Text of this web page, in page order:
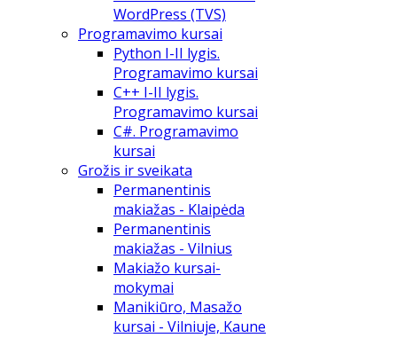
WordPress (TVS)
Programavimo kursai
Python I-II lygis.
Programavimo kursai
C++ I-II lygis.
Programavimo kursai
C#. Programavimo
kursai
Grožis ir sveikata
Permanentinis
makiažas - Klaipėda
Permanentinis
makiažas - Vilnius
Makiažo kursai-
mokymai
Manikiūro, Masažo
kursai - Vilniuje, Kaune